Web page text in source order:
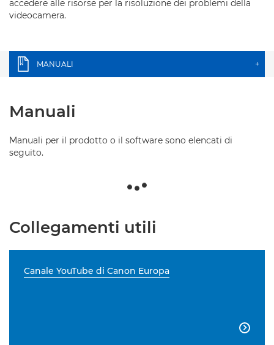
accedere alle risorse per la risoluzione dei problemi della
videocamera.
MANUALI +
Manuali
Manuali per il prodotto o il software sono elencati di
seguito.
Collegamenti utili
Canale YouTube di Canon Europa
